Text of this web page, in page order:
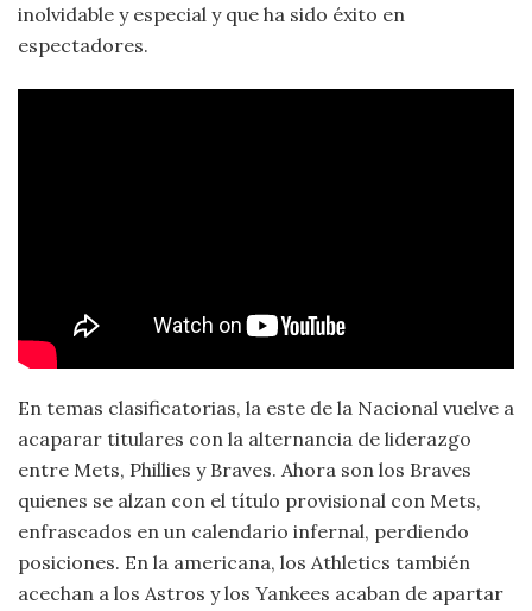
inolvidable y especial y que ha sido éxito en
espectadores.
En temas clasificatorias, la este de la Nacional vuelve a
acaparar titulares con la alternancia de liderazgo
entre Mets, Phillies y Braves. Ahora son los Braves
quienes se alzan con el título provisional con Mets,
enfrascados en un calendario infernal, perdiendo
posiciones. En la americana, los Athletics también
acechan a los Astros y los Yankees acaban de apartar